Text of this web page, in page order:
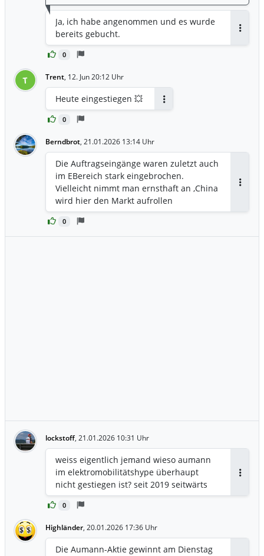
0
Ja, ich habe angenommen und es wurde
bereits gebucht.
T Trent, 12. Jun 20:12 Uhr
0
Heute eingestiegen 💥
Berndbrot, 21.01.2026 13:14 Uhr
0
Die Auftragseingänge waren zuletzt auch
im EBereich stark eingebrochen.
Vielleicht nimmt man ernsthaft an ,China
wird hier den Markt aufrollen
lockstoff, 21.01.2026 10:31 Uhr
0
weiss eigentlich jemand wieso aumann
im elektromobilitätshype überhaupt
nicht gestiegen ist? seit 2019 seitwärts
Highländer, 20.01.2026 17:36 Uhr
Die Aumann-Aktie gewinnt am Dienstag